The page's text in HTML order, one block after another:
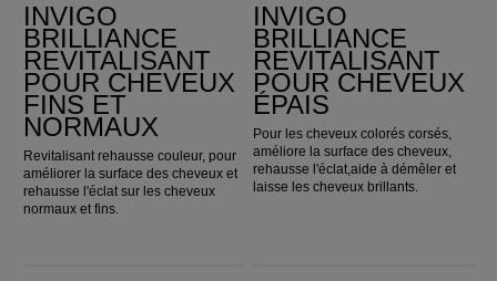
INVIGO
BRILLIANCE
REVITALISANT
POUR CHEVEUX
FINS ET
NORMAUX
Revitalisant rehausse couleur, pour
améliorer la surface des cheveux et
rehausse l'éclat sur les cheveux
normaux et fins.
INVIGO
BRILLIANCE
REVITALISANT
POUR CHEVEUX
ÉPAIS
Pour les cheveux colorés corsés,
améliore la surface des cheveux,
rehausse l'éclat,aide à démêler et
laisse les cheveux brillants.